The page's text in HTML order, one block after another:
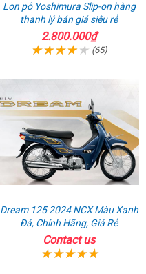
Lon pô Yoshimura Slip-on hàng
thanh lý bán giá siêu rẻ
2.800.000₫
(65)
Dream 125 2024 NCX Màu Xanh
Đá, Chính Hãng, Giá Rẻ
Contact us